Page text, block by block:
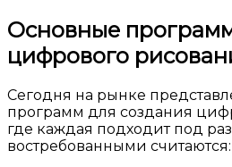
Основные
цифрового
Сегодня на рынке
программ для создания
где каждая подходит под
востребованными считаются: